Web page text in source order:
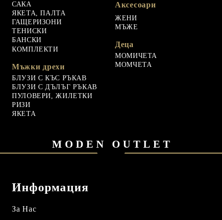
САКА
ЯКЕТА, ПАЛТА
ГАЩЕРИЗОНИ
ТЕНИСКИ
БАНСКИ
КОМПЛЕКТИ
Мъжки дрехи
БЛУЗИ С КЪС РЪКАВ
БЛУЗИ С ДЪЛЪГ РЪКАВ
ПУЛОВЕРИ, ЖИЛЕТКИ
РИЗИ
ЯКЕТА
Аксесоари
ЖЕНИ
МЪЖЕ
Деца
МОМИЧЕТА
МОМЧЕТА
MODEN OUTLET
Информация
За Нас